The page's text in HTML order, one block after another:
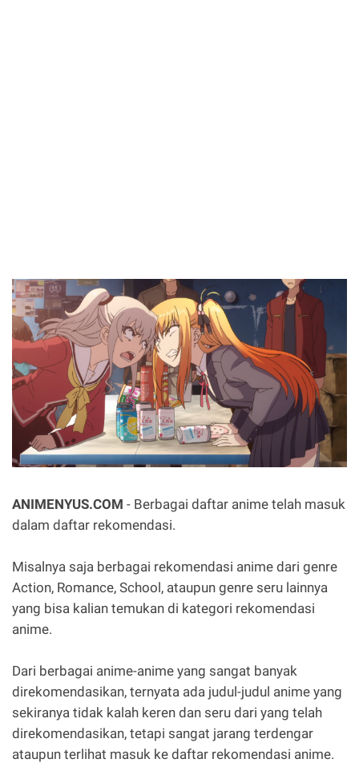
ANIMENYUS.COM - Berbagai daftar anime telah masuk
dalam daftar rekomendasi.
Misalnya saja berbagai rekomendasi anime dari genre
Action, Romance, School, ataupun genre seru lainnya
yang bisa kalian temukan di kategori rekomendasi
anime.
Dari berbagai anime-anime yang sangat banyak
direkomendasikan, ternyata ada judul-judul anime yang
sekiranya tidak kalah keren dan seru dari yang telah
direkomendasikan, tetapi sangat jarang terdengar
ataupun terlihat masuk ke daftar rekomendasi anime.